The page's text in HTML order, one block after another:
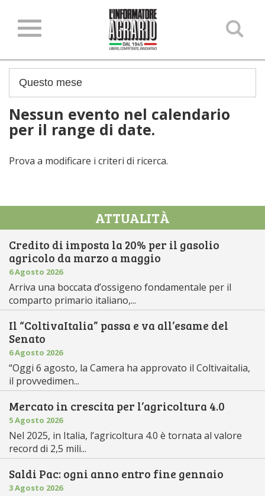
Nessun evento nel calendario
per il range di date.
Prova a modificare i criteri di ricerca.
ATTUALITÀ
Credito di imposta la 20% per il gasolio
agricolo da marzo a maggio
6 Agosto 2026
Arriva una boccata d’ossigeno fondamentale per il
comparto primario italiano,...
Il “ColtivaItalia” passa e va all’esame del
Senato
6 Agosto 2026
“Oggi 6 agosto, la Camera ha approvato il Coltivaitalia,
il provvedimen...
Mercato in crescita per l’agricoltura 4.0
5 Agosto 2026
Nel 2025, in Italia, l’agricoltura 4.0 è tornata al valore
record di 2,5 mili...
Saldi Pac: ogni anno entro fine gennaio
3 Agosto 2026